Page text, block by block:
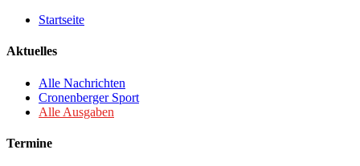
Startseite
Aktuelles
Alle Nachrichten
Cronenberger Sport
Alle Ausgaben
Termine